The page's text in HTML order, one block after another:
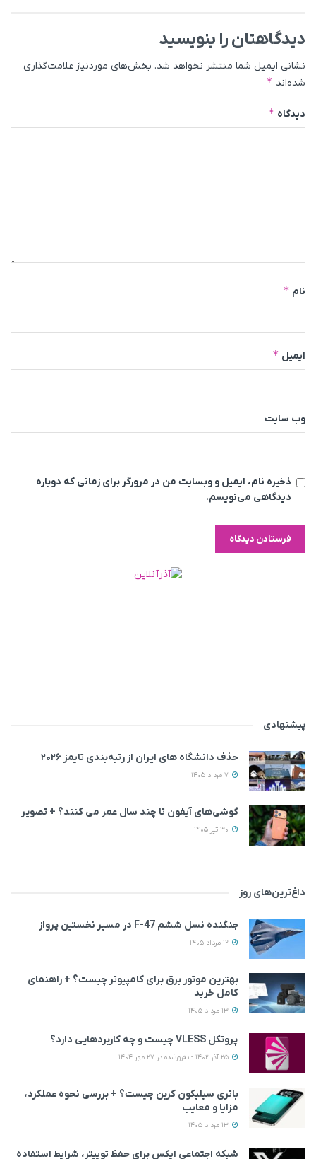
دیدگاهتان را بنویسید
نشانی ایمیل شما منتشر نخواهد شد. بخش‌های موردنیاز علامت‌گذاری
شده‌اند *
دیدگاه *
نام *
ایمیل *
وب‌ سایت
ذخیره نام، ایمیل و وبسایت من در مرورگر برای زمانی که دوباره
دیدگاهی می‌نویسم.
پیشنهادی
حذف دانشگاه های ایران از رتبه‌بندی تایمز ۲۰۲۶
گوشی‌های آیفون تا چند سال عمر می‌ کنند؟ + تصویر
داغ‌ترین‌های روز
جنگنده نسل ششم F-47 در مسیر نخستین پرواز
بهترین موتور برق برای کامپیوتر چیست؟ + راهنمای
کامل خرید
پروتکل VLESS چیست و چه کاربردهایی دارد؟
باتری سیلیکون کربن چیست؟ + بررسی نحوه عملکرد،
مزایا و معایب
شبکه اجتماعی ایکس برای حفظ توییتر، شرایط استفاده